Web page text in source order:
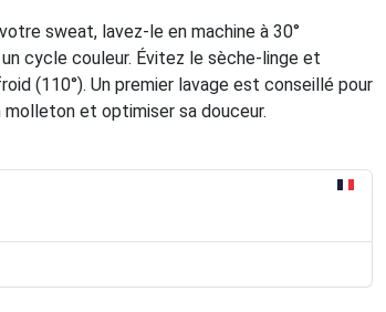
sweat, lavez-le en machine à 30°
cycle couleur. Évitez le sèche-linge et
(110°). Un premier lavage est conseillé pour
et optimiser sa douceur.